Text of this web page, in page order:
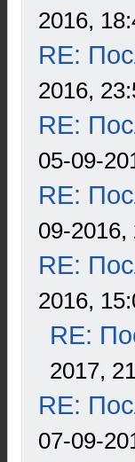
2016,
RE:
2016,
RE:
05-09-
RE:
09-2016,
RE:
2016,
RE:
2017,
RE:
07-09-